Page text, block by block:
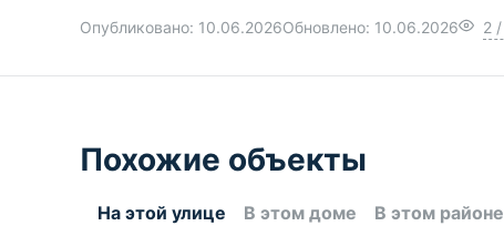
Опубликовано: 10.06.2026Обновлено: 10.06.2026 2 /
Похожие объекты
На этой улице В этом доме В этом районе